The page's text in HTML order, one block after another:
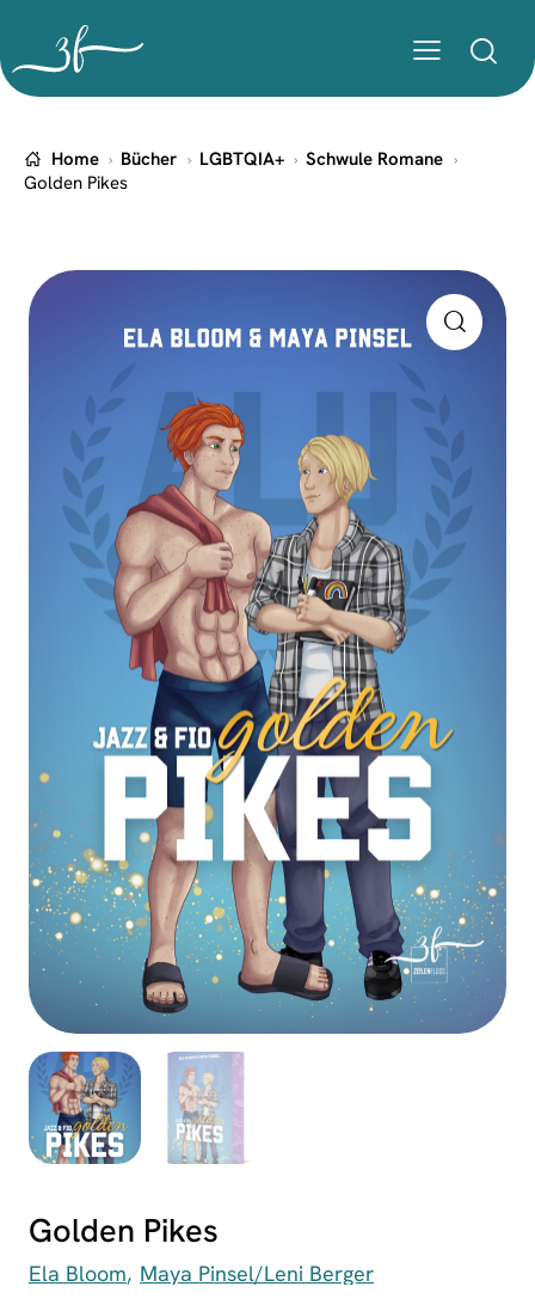
Home Bücher LGBTQIA+
Schwule Romane
Golden Pikes
Golden Pikes
Ela Bloom Maya Pinsel/Leni Berger